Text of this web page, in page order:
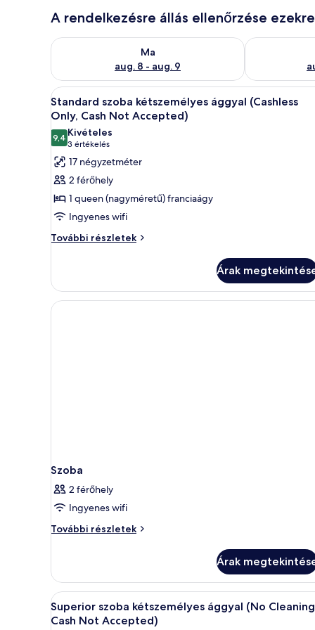
A rendelkezésre állás ellenőrzése
Ma
aug. 8 - aug. 9
A ma esti rendelkezésre állás ellenőrzése: aug. 8 -
A holnapi
A
következő
szoba
összes
képének
megtekintése:
Standard
szoba
kétszemélyes
ággyal
Cash
Not
Egy szállodai szoba,
18
Standard szoba kétszemélyes ággyal (Cashless
Only, Cash Not Accepted)
9,410-ből 9,4
Kivételes
3 értékelés
(3
értékelés)
17 négyzetméter
2 férőhely
1 queen (nagyméretű) franciaágy
Ingyenes wifi
További részletek
Standard
(Cashless
Only,
Cash
Árak
Szoba
2 férőhely
Ingyenes wifi
További részletek
Szoba
Árak
A
következő
Egy szállodai szoba,
17
Superior szoba kétszemélyes ággyal (No
Cash Not Accepted)